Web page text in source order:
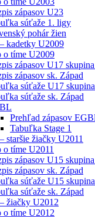
zápasov U23
súťaže 1. ligy
pohár žien
kadetky U2009
o tíme U2009
zápasov U17
zápasov sk. Západ
súťaže U17
súťaže sk. Západ
Prehľad zápasov
Tabuľka Stage 1
staršie žiačky U2011
o tíme U2011
zápasov U15
zápasov sk. Západ
súťaže U15
súťaže sk. Západ
žiačky U2012
o tíme U2012